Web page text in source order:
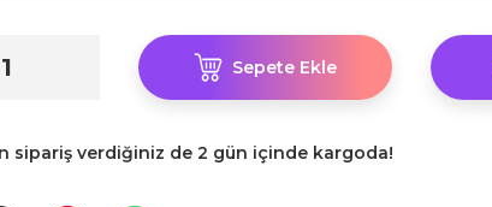
Sepete Ekle
sipariş verdiğiniz de 2 gün içinde kargoda!